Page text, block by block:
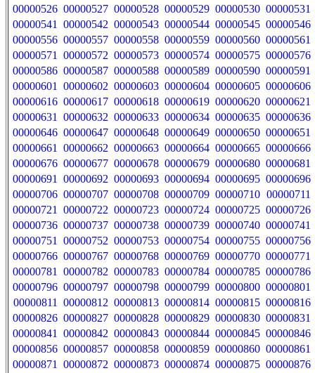
00000526 00000527 00000528 00000529 00000530 00000531
00000541
00000542 00000543 00000544 00000545 00000546
00000556 00000557 00000558 00000559 00000560 00000561
00000571
00000572 00000573 00000574 00000575 00000576
00000586 00000587 00000588 00000589 00000590 00000591
00000601
00000602 00000603 00000604 00000605 00000606
00000616 00000617 00000618 00000619 00000620 00000621
00000631
00000632 00000633 00000634 00000635 00000636
00000646 00000647 00000648 00000649 00000650 00000651
00000661
00000662 00000663 00000664 00000665 00000666
00000676 00000677 00000678 00000679 00000680 00000681
00000691
00000692 00000693 00000694 00000695 00000696
00000706 00000707 00000708 00000709 00000710 00000711
00000721
00000722 00000723 00000724 00000725 00000726
00000736 00000737 00000738 00000739 00000740 00000741
00000751
00000752 00000753 00000754 00000755 00000756
00000766 00000767 00000768 00000769 00000770 00000771
00000781
00000782 00000783 00000784 00000785 00000786
00000796 00000797 00000798 00000799 00000800 00000801
00000811
00000812 00000813 00000814 00000815 00000816
00000826 00000827 00000828 00000829 00000830 00000831
00000841
00000842 00000843 00000844 00000845 00000846
00000856 00000857 00000858 00000859 00000860 00000861
00000871
00000872 00000873 00000874 00000875 00000876